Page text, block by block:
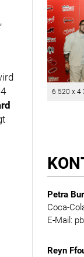
,
6 520 x 4
Petra
Coca-
E-Mail:
Reyn